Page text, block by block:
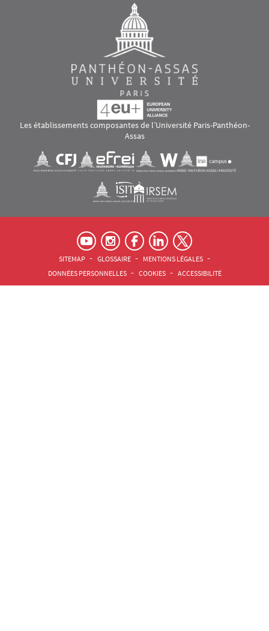
Les établissements composantes de l’Université Paris-Panthéon-
Assas
Visuel svgVisuel svg Visuel svgVisuel svg
Visuel svgVisuel svg
Pied de page Assas Principal
SITEMAP GLOSSAIRE
MENTIONS LÉGALES
DONNÉES PERSONNELLES
COOKIES ACCESSIBILITÉ